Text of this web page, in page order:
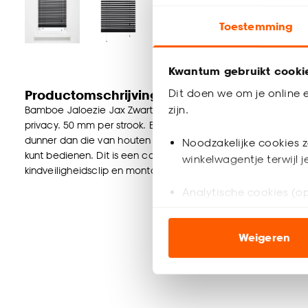
Toestemming
Kwantum gebruikt
Dit doen we om je online
zijn.
Noodzakelijke cookies
winkelwagentje terwijl
Analytische cookies
ook buiten de
Klik op ‘Ja, alles
noodzakelijke cookies
Weigeren
Productomschrijving
Bamboe Jaloezie Jax Zwart met een mat gelakte
privacy. 50 mm per strook. Eenvoudig zelf te monteren aan
dunner dan die van houten jaloezieën. Dat betekent ook
kunt bedienen. Dit is een complete set incl. schroeven,
kindveiligheidsclip en montagehandleiding. Verkrijgbaar in